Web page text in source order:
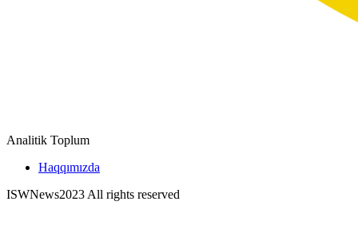
Analitik Toplum
Haqqımızda
ISWNews2023 All rights reserved